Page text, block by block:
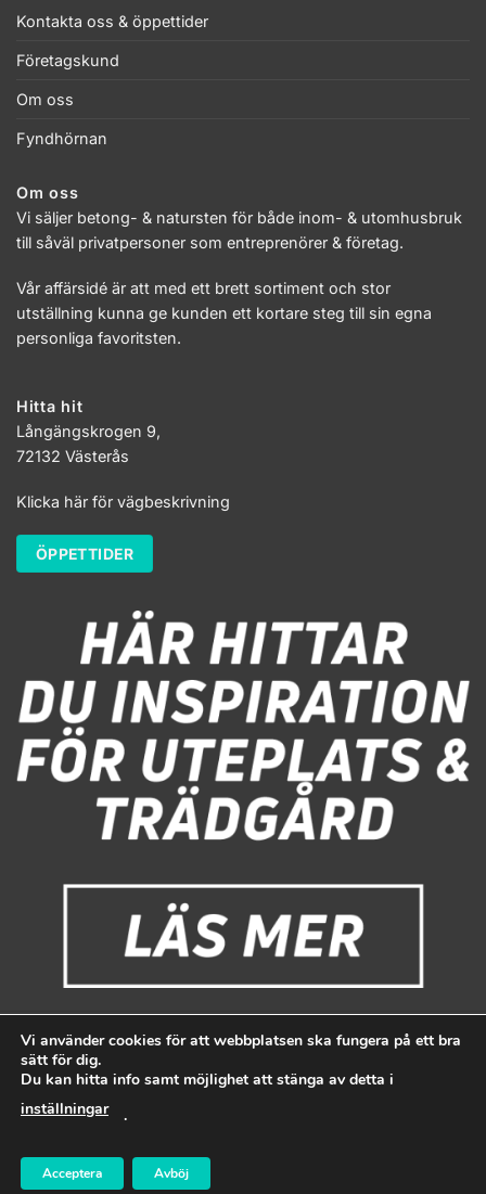
Kontakta oss & öppettider
Företagskund
Om oss
Fyndhörnan
Om oss
Vi säljer betong- & natursten för både inom- & utomhusbruk
till såväl privatpersoner som entreprenörer & företag.
Vår affärsidé är att med ett brett sortiment och stor
utställning kunna ge kunden ett kortare steg till sin egna
personliga favoritsten.
Hitta hit
Långängskrogen 9,
72132 Västerås
Klicka här för vägbeskrivning
ÖPPETTIDER
Stencompagniet i Västerås
copyrightskyddat.
Vi använder cookies för att webbplatsen ska fungera på ett bra
sätt för dig.
Du kan hitta info samt möjlighet att stänga av detta i
inställningar
.
Acceptera Avböj